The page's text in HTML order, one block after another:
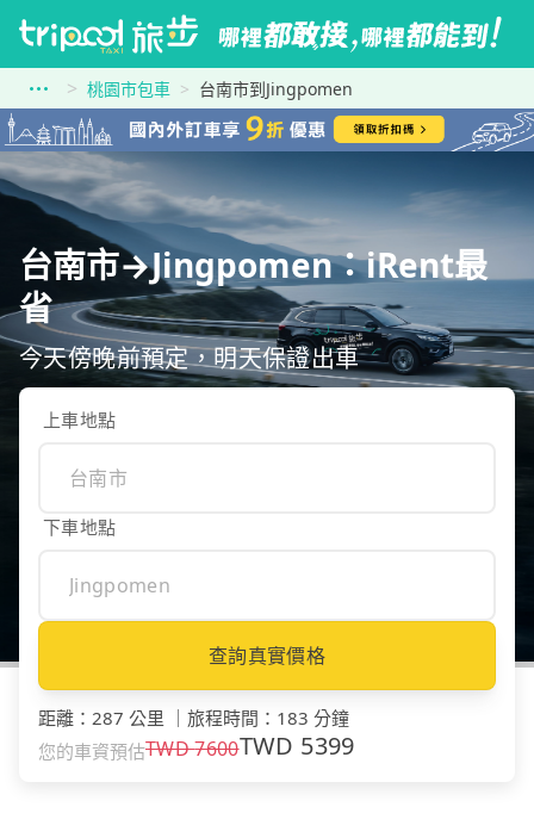
桃園市包車 台南市到Jingpomen
台南市→Jingpomen：iRent最
省
今天傍晚前預定，明天保證出車
上車地點
下車地點
查詢真實價格
距離 ： 287 公里 旅程時間 ： 183 分鐘
您的車資預估TWD7600TWD 5399